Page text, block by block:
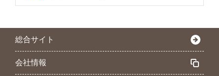
総合サイト
会社情報